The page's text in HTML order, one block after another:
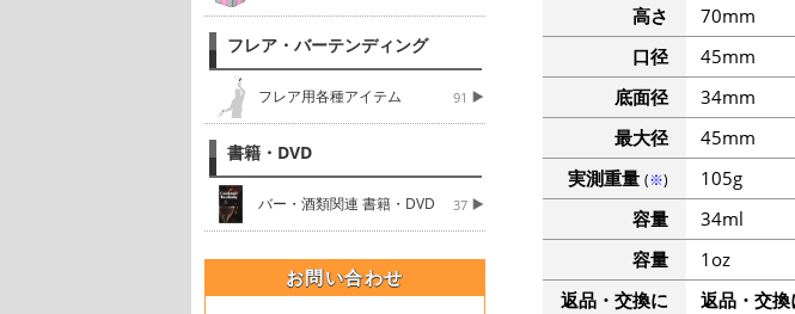
フレア・バーテンディング
フレア用各種アイテム 91
書籍・DVD
バー・酒類関連 書籍・DVD 37
お問い合わせ
高さ
70mm
口径
45mm
底面径
34mm
最大径
45mm
実測重量 (※)
105g
容量
34ml
容量
1oz
返品・交換に
返品・交